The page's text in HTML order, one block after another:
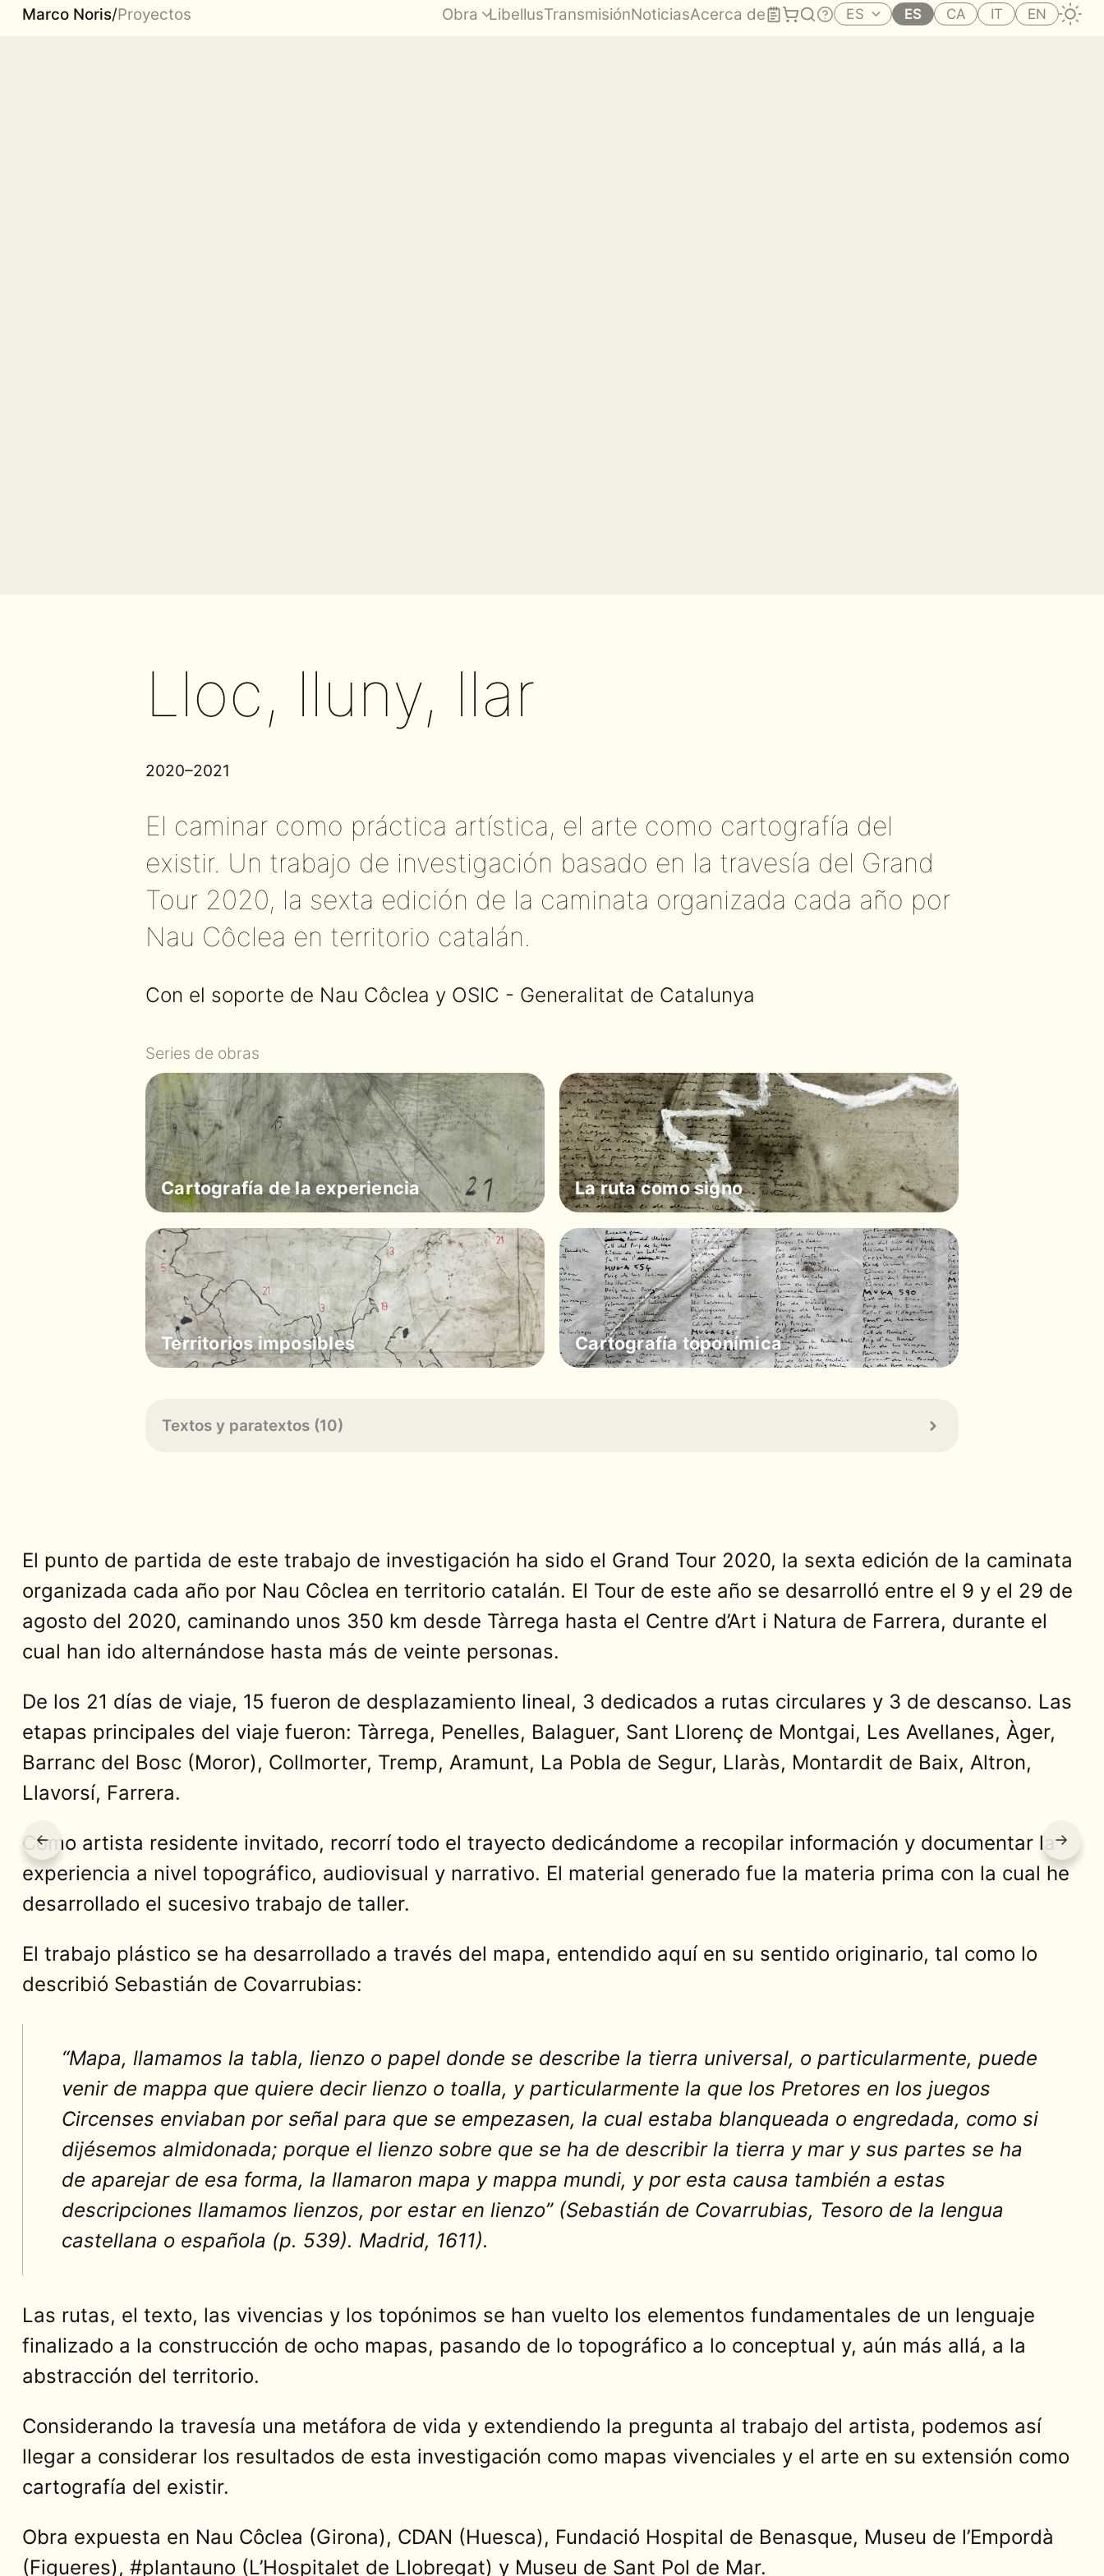
Marco Noris/Proyectos Obra LibellusTransmisiónNoticiasAcerca de ES ES CA IT EN
Lloc, lluny, llar
2020–2021
El caminar como práctica artística, el arte como cartografía del
existir. Un trabajo de investigación basado en la travesía del Grand
Tour 2020, la sexta edición de la caminata organizada cada año por
Nau Côclea en territorio catalán.
Con el soporte de Nau Côclea y OSIC - Generalitat de Catalunya
Series de obras
Cartografía de la experiencia La ruta como signo
Territorios imposibles Cartografía toponímica
Textos y paratextos (10)
El punto de partida de este trabajo de investigación ha sido el Grand Tour 2020, la sexta edición de la caminata
organizada cada año por Nau Côclea en territorio catalán. El Tour de este año se desarrolló entre el 9 y el 29 de
agosto del 2020, caminando unos 350 km desde Tàrrega hasta el Centre d’Art i Natura de Farrera, durante el
cual han ido alternándose hasta más de veinte personas.
De los 21 días de viaje, 15 fueron de desplazamiento lineal, 3 dedicados a rutas circulares y 3 de descanso. Las
etapas principales del viaje fueron: Tàrrega, Penelles, Balaguer, Sant Llorenç de Montgai, Les Avellanes, Àger,
Barranc del Bosc (Moror), Collmorter, Tremp, Aramunt, La Pobla de Segur, Llaràs, Montardit de Baix, Altron,
Llavorsí, Farrera.
Como artista residente invitado, recorrí todo el trayecto dedicándome a recopilar información y documentar la
experiencia a nivel topográfico, audiovisual y narrativo. El material generado fue la materia prima con la cual he
desarrollado el sucesivo trabajo de taller.
El trabajo plástico se ha desarrollado a través del mapa, entendido aquí en su sentido originario, tal como lo
describió Sebastián de Covarrubias:
“Mapa, llamamos la tabla, lienzo o papel donde se describe la tierra universal, o particularmente, puede
venir de mappa que quiere decir lienzo o toalla, y particularmente la que los Pretores en los juegos
Circenses enviaban por señal para que se empezasen, la cual estaba blanqueada o engredada, como si
dijésemos almidonada; porque el lienzo sobre que se ha de describir la tierra y mar y sus partes se ha
de aparejar de esa forma, la llamaron mapa y mappa mundi, y por esta causa también a estas
descripciones llamamos lienzos, por estar en lienzo” (Sebastián de Covarrubias, Tesoro de la lengua
castellana o española (p. 539). Madrid, 1611).
Las rutas, el texto, las vivencias y los topónimos se han vuelto los elementos fundamentales de un lenguaje
finalizado a la construcción de ocho mapas, pasando de lo topográfico a lo conceptual y, aún más allá, a la
abstracción del territorio.
Considerando la travesía una metáfora de vida y extendiendo la pregunta al trabajo del artista, podemos así
llegar a considerar los resultados de esta investigación como mapas vivenciales y el arte en su extensión como
cartografía del existir.
Obra expuesta en Nau Côclea (Girona), CDAN (Huesca), Fundació Hospital de Benasque, Museu de l’Empordà
(Figueres), #plantauno (L’Hospitalet de Llobregat) y Museu de Sant Pol de Mar.
← →